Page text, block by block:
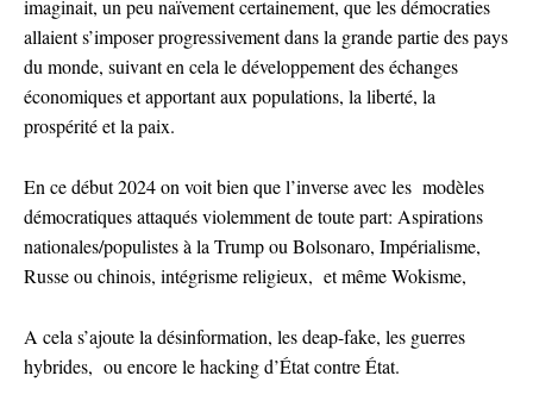
imaginait, un peu naïvement certainement, que les démocraties
allaient s’imposer progressivement dans la grande partie des pays
du monde, suivant en cela le développement des échanges
économiques et apportant aux populations, la liberté, la
prospérité et la paix.
En ce début 2024 on voit bien que l’inverse avec les modèles
démocratiques attaqués violemment de toute part: Aspirations
nationales/populistes à la Trump ou Bolsonaro, Impérialisme,
Russe ou chinois, intégrisme religieux, et même Wokisme,
A cela s’ajoute la désinformation, les deap-fake, les guerres
hybrides, ou encore le hacking d’État contre État.